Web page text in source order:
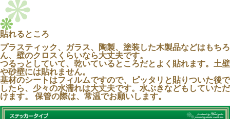
プチオールドローズが消臭・抗菌になりました！
貼れるところ
プラスティック、ガラス、陶製、塗装した木製品などはもちろ
ん、壁のクロスくらいなら大丈夫です。
つるっとしていて、乾いているところだとよく貼れます。土壁
や砂壁には貼れません。
基材のシートはフィルムですので、ピッタリと貼りついた後で
したら、少々の水濡れは大丈夫です。水ぶきなどもしていただ
けます。 保管の際は、常温でお願いします。